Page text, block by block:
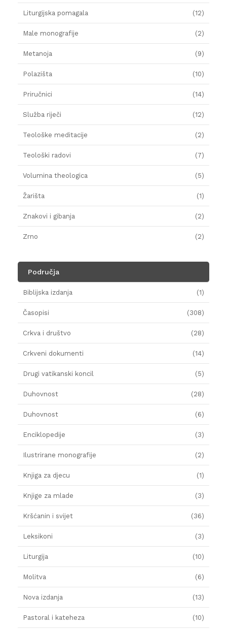
Liturgijska pomagala (12)
Male monografije (2)
Metanoja (9)
Polazišta (10)
Priručnici (14)
Služba riječi (12)
Teološke meditacije (2)
Teološki radovi (7)
Volumina theologica (5)
Žarišta (1)
Znakovi i gibanja (2)
Zrno (2)
Područja
Biblijska izdanja (1)
Časopisi (308)
Crkva i društvo (28)
Crkveni dokumenti (14)
Drugi vatikanski koncil (5)
Duhovnost (28)
Duhovnost (6)
Enciklopedije (3)
Ilustrirane monografije (2)
Knjiga za djecu (1)
Knjige za mlade (3)
Kršćanin i svijet (36)
Leksikoni (3)
Liturgija (10)
Molitva (6)
Nova izdanja (13)
Pastoral i kateheza (10)